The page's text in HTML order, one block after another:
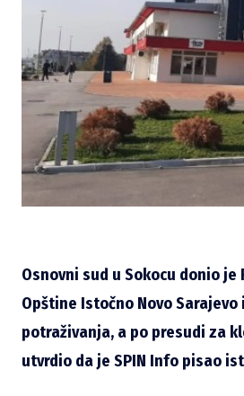
Osnovni sud u Sokocu donio
Opštine Istočno Novo
potraživanja, a po presudi za
utvrdio da je SPIN Info pisao